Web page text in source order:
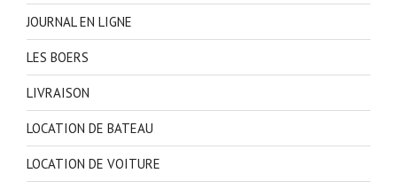
JOURNAL EN LIGNE
LES BOERS
LIVRAISON
LOCATION DE BATEAU
LOCATION DE VOITURE